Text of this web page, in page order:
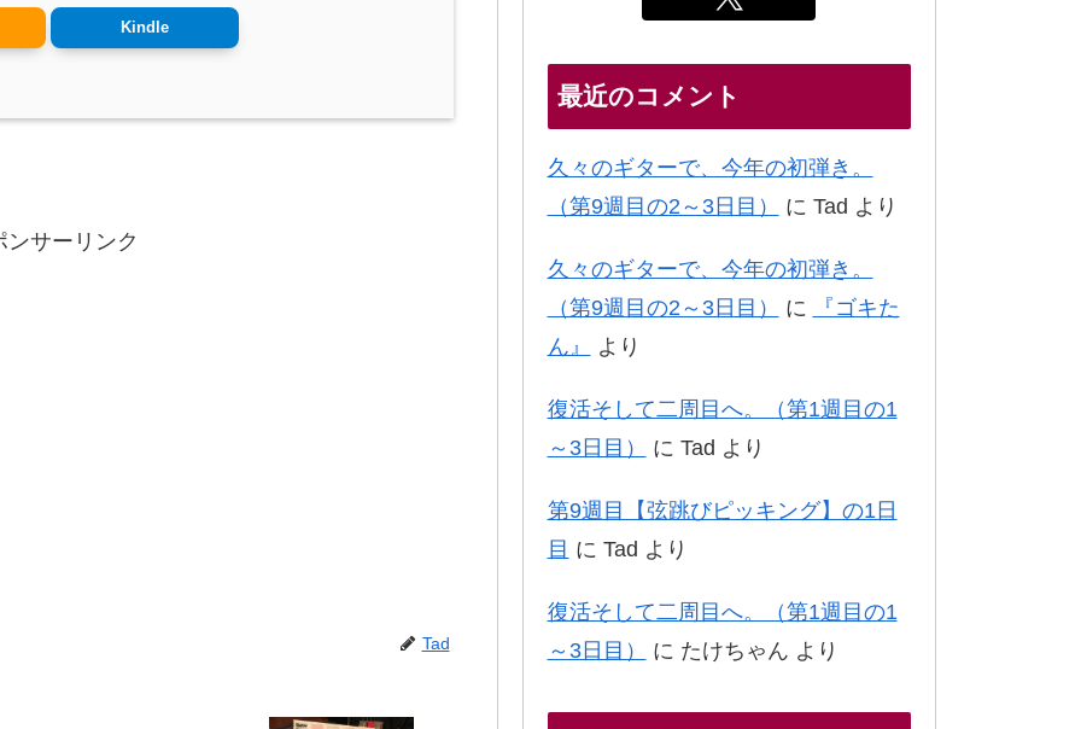
Kindle
ンサーリンク
Tad
最近のコメント
久々のギターで、今年の初弾き。
（第9週目の2～3日目）
に Tad より
久々のギターで、今年の初弾き。
（第9週目の2～3日目）
に
『ゴキた
ん』
より
復活そして二周目へ。（第1週目の1
～3日目）
に Tad より
第9週目【弦跳びピッキング】の1日
目 に Tad より
復活そして二周目へ。（第1週目の1
～3日目）
に たけちゃん より